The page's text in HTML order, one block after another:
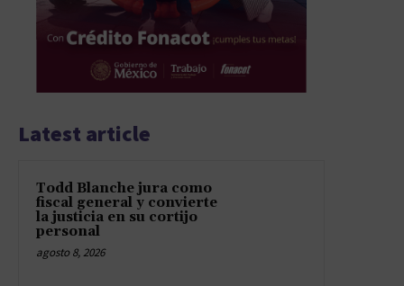
Latest article
Todd Blanche jura como
fiscal general y convierte
la justicia en su cortijo
personal
agosto 8, 2026